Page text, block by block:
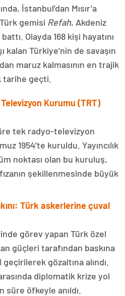
İstanbul’dan Mısır’a
gemisi Refah, Akdeniz
Olayda 168 kişi hayatını
kalan Türkiye’nin de savaşın
maruz kalmasının en trajik
geçti.
Kurumu (TRT)
tek radyo-televizyon
1954’te kuruldu. Yayıncılık
noktası olan bu kuruluş,
şekillenmesinde büyük
Türk askerlerine çuval
görev yapan Türk özel
güçleri tarafından baskına
gözaltına alındı.
diplomatik krize yol
süre öfkeyle anıldı.